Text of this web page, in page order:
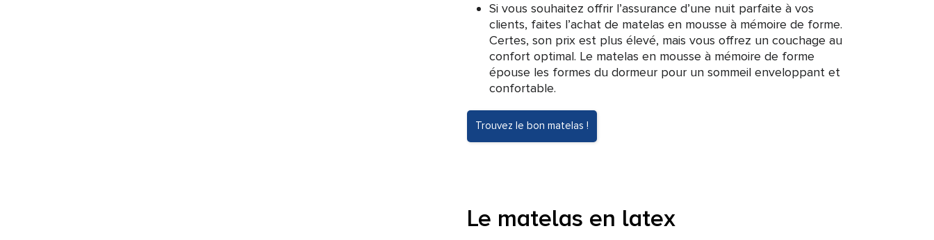
Si vous souhaitez offrir l’assurance d’une nuit parfaite à vos
clients, faites l’achat de matelas en mousse à mémoire de forme.
Certes, son prix est plus élevé, mais vous offrez un couchage au
confort optimal. Le matelas en mousse à mémoire de forme
épouse les formes du dormeur pour un sommeil enveloppant et
confortable.
Trouvez le bon matelas !
Le matelas en latex